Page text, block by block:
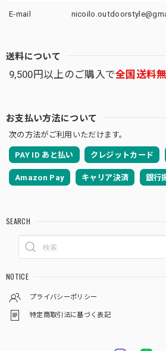
E-mail
送料について
9,500円以上のご購入で全国送料
お支払い方法について
次の方法がご利用いただけます。
PAY ID あと払い クレジットカード
Amazon Pay キャリア決済 銀行
SEARCH
NOTICE
プライバシーポリシー
特定商取引法に基づく表記